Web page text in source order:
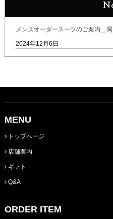
メンズオーダースーツのご案内
2024年12月6日
MENU
トップページ
店舗案内
ギフト
Q&A
ORDER ITEM